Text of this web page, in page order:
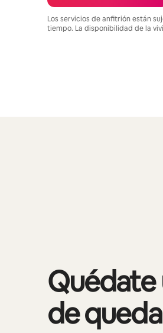
Los servicios de anfitrión están
tiempo. La disponibilidad de la
Quédate
de